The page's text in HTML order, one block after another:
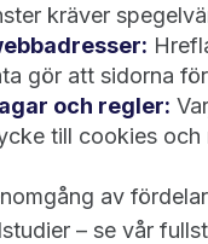
kräver
gör att sidorna
och regler:
till cookies och
av
– se vår